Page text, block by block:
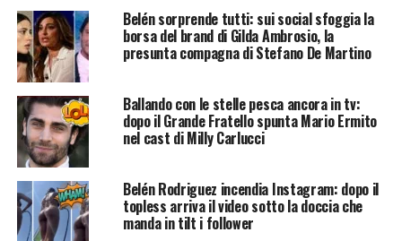
Belén sorprende tutti: sui social sfoggia la
borsa del brand di Gilda Ambrosio, la
presunta compagna di Stefano De Martino
Ballando con le stelle pesca ancora in tv:
dopo il Grande Fratello spunta Mario Ermito
nel cast di Milly Carlucci
Belén Rodriguez incendia Instagram: dopo il
topless arriva il video sotto la doccia che
manda in tilt i follower